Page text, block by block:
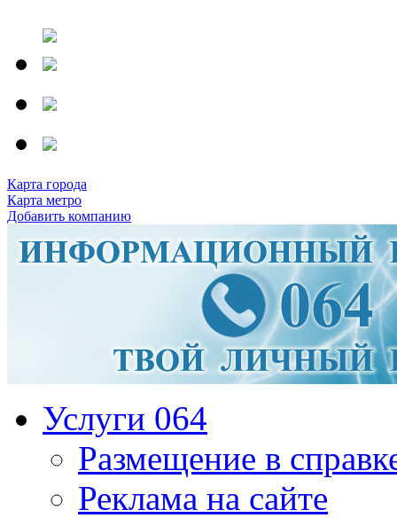
Карта города
Карта метро
Добавить компанию
Услуги 064
Размещение в
Реклама на сайте